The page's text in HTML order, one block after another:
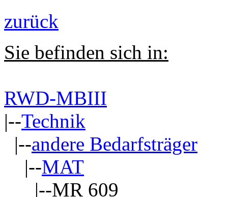
zurück
Sie befinden sich in:
RWD-MBIII
|--Technik
|--andere Bedarfsträger
|--MAT
|--MR 609